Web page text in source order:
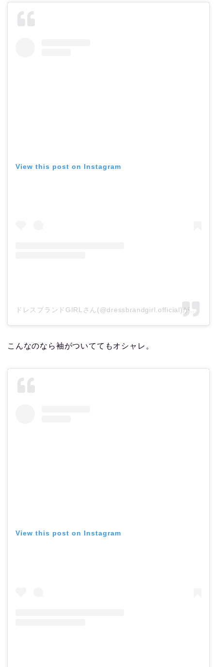
View this post on Instagram
ドレスブランドGIRLさん(@dressbrandgirl.official)がシェアした投稿
こんなのなら袖がついててもオシャレ。
View this post on Instagram